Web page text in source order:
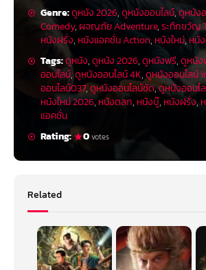
Genre:ดูหนัง 2026,ดูหนังออนไลน์,ดูหนัง
Comedy, ผจญภัย Adventure,ระทึกขวัญ
หนังฝรั่ง, หนังแอคชั่น Action, หนังใหม่,หนั
Tags:ดูหนัง,ดูหนัง 2026,ดูหนังฟรี,ดูหนัง
ออนไลน์,ดูหนังออนไลน์ 4K,ดูหนังออนไลน์
ออนไลน์037,ดูหนังออนไลน์ชัด,ดูหนังออนไ
หนังใหม่ 2026, หนังตลก, หนังบู๊, หนังฝรั่ง,
แอคชั่น
Rating:
0votes
Related